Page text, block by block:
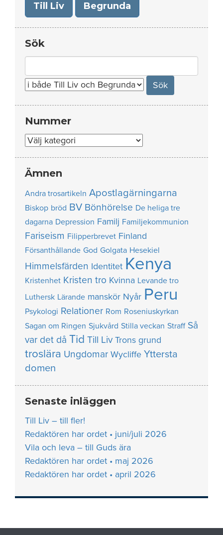
Till Liv Begrunda
Sök
for:
Nummer
Nummer
Ämnen
Andra trosartikeln Apostlagärningarna
Biskop bröd BV Bönhörelse De heliga tre
dagarna Depression Familj Familjekommunion
Fariseism Filipperbrevet Finland
Försanthållande God Golgata Hesekiel
Himmelsfärden Identitet Kenya
Kristenhet Kristen tro Kvinna Levande tro
Luthersk Lärande manskör Nyår Peru
Psykologi Relationer Rom Roseniuskyrkan
Sagan om Ringen Sjukvård Stilla veckan Straff Så
var det då Tid Till Liv Trons grund
troslära Ungdomar Wycliffe Yttersta
domen
Senaste inläggen
Till Liv – till fler!
Redaktören har ordet • juni/juli 2026
Vila och leva – till Guds ära
Redaktören har ordet • maj 2026
Redaktören har ordet • april 2026